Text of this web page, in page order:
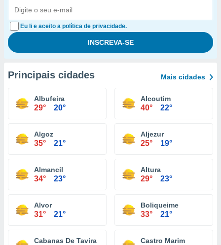
Eu li e aceito a política de privacidade.
Principais cidades Mais cidades
Albufeira
29° 20°
Alcoutim
40° 22°
Algoz
35° 21°
Aljezur
25° 19°
Almancil
34° 23°
Altura
29° 23°
Alvor
31° 21°
Boliqueime
33° 21°
Cabanas De Tavira Castro Marim